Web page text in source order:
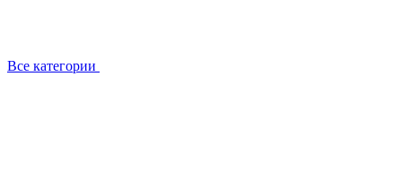
Все категории